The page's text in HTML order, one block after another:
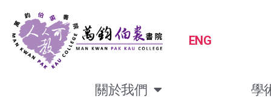
ENG
關於我們 學